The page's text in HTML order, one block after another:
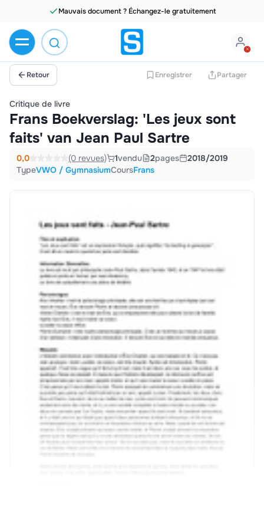
Mauvais document ? Échangez-le gratuitement
Retour Enregistrer Partager
Critique de livre
Frans Boekverslag: 'Les jeux sont
faits' van Jean Paul Sartre
0,0 (0 revues) 1vendu 2pages
2018/2019
TypeVWO / GymnasiumCoursFrans